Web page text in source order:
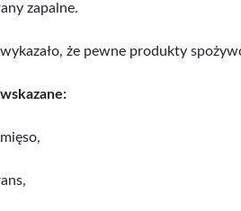
zapalne.
że pewne produkty